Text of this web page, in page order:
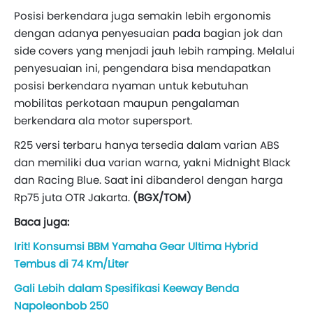
Posisi berkendara juga semakin lebih ergonomis
dengan adanya penyesuaian pada bagian jok dan
side covers yang menjadi jauh lebih ramping. Melalui
penyesuaian ini, pengendara bisa mendapatkan
posisi berkendara nyaman untuk kebutuhan
mobilitas perkotaan maupun pengalaman
berkendara ala motor supersport.
R25 versi terbaru hanya tersedia dalam varian ABS
dan memiliki dua varian warna, yakni Midnight Black
dan Racing Blue. Saat ini dibanderol dengan harga
Rp75 juta OTR Jakarta. (BGX/TOM)
Baca juga:
Irit! Konsumsi BBM Yamaha Gear Ultima Hybrid
Tembus di 74 Km/Liter
Gali Lebih dalam Spesifikasi Keeway Benda
Napoleonbob 250